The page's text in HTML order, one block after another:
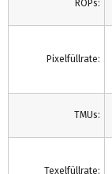
ROPs:
Pixelfüllrate:
TMUs:
Texelfüllrate: